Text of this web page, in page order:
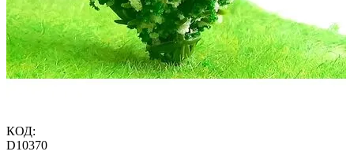
КОД:
D10370